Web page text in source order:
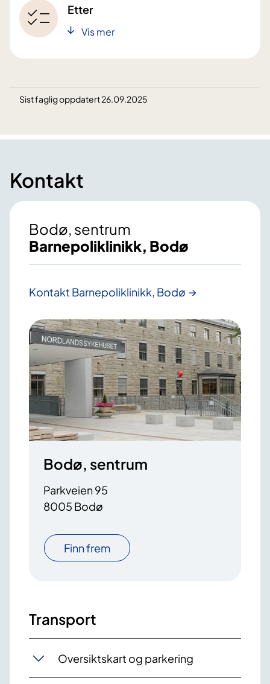
Etter
Vis mer
Sist faglig oppdatert 26.09.2025
Kontakt
Bodø, sentrum
Barnepoliklinikk, Bodø
Kontakt Barnepoliklinikk, Bodø
Bodø, sentrum
Parkveien 95
8005 Bodø
Finn frem
Transport
Oversiktskart og parkering